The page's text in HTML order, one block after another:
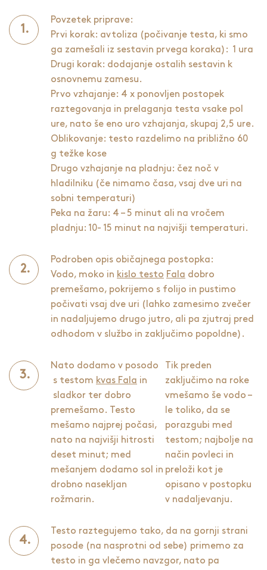
Povzetek priprave:
Prvi korak: avtoliza (počivanje testa, ki smo
ga zamešali iz sestavin prvega koraka): 1 ura
Drugi korak: dodajanje ostalih sestavin k
osnovnemu zamesu.
Prvo vzhajanje: 4 x ponovljen postopek
raztegovanja in prelaganja testa vsake pol
ure, nato še eno uro vzhajanja, skupaj 2,5 ure.
Oblikovanje: testo razdelimo na približno 60
g težke kose
Drugo vzhajanje na pladnju: čez noč v
hladilniku (če nimamo časa, vsaj dve uri na
sobni temperaturi)
Peka na žaru: 4 – 5 minut ali na vročem
pladnju: 10- 15 minut na najvišji temperaturi.
Podroben opis običajnega postopka:
Vodo, moko in kislo testo Fala dobro
premešamo, pokrijemo s folijo in pustimo
počivati vsaj dve uri (lahko zamesimo zvečer
in nadaljujemo drugo jutro, ali pa zjutraj pred
odhodom v službo in zaključimo popoldne).
Nato dodamo v posodo
s testom kvas Fala in
sladkor ter dobro
premešamo. Testo
mešamo najprej počasi,
nato na najvišji hitrosti
deset minut; med
mešanjem dodamo sol in
drobno nasekljan
rožmarin.
Tik preden
zaključimo na roke
vmešamo še vodo –
le toliko, da se
porazgubi med
testom; najbolje na
način povleci in
preloži kot je
opisano v postopku
v nadaljevanju.
Testo raztegujemo tako, da na gornji strani
posode (na nasprotni od sebe) primemo za
testo in ga vlečemo navzgor, nato pa